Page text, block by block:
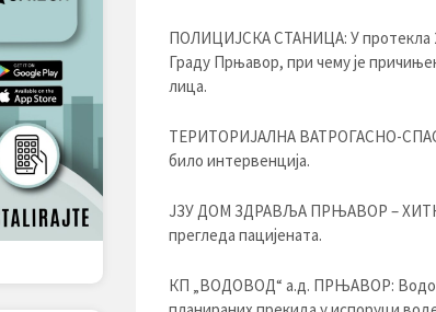
ПОЛИЦИЈСКА СТАНИЦА: У протекла 24
Граду Прњавор, при чему је
лица.
ТЕРИТОРИЈАЛНА ВАТРОГАСНО-
било интервенција.
ЈЗУ ДОМ ЗДРАВЉА ПРЊАВОР –
прегледа пацијената.
КП „ВОДОВОД“ а.д. ПРЊАВОР: